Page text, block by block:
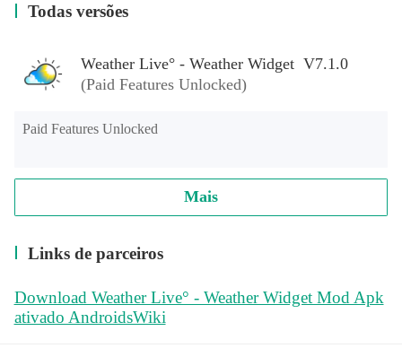
Todas versões
Weather Live° - Weather Widget V7.1.0
(Paid Features Unlocked)
Paid Features Unlocked
Mais
Links de parceiros
Download Weather Live° - Weather Widget Mod Apk
ativado AndroidsWiki